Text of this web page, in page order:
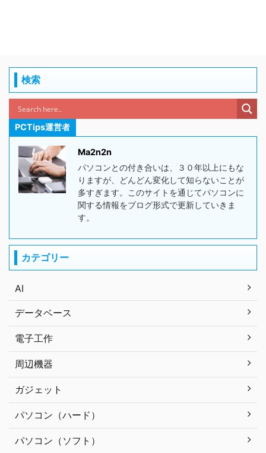
検索
PCTips運営者
Ma2n2n
パソコンとの付き合いは、３０年以上にもな
りますが、どんどん変化して知らないことが
多すぎます。このサイトを通じてパソコンに
関する情報をブログ形式で更新していきま
す。
カテゴリー
AI
データベース
電子工作
周辺機器
ガジェット
パソコン（ハード）
パソコン（ソフト）